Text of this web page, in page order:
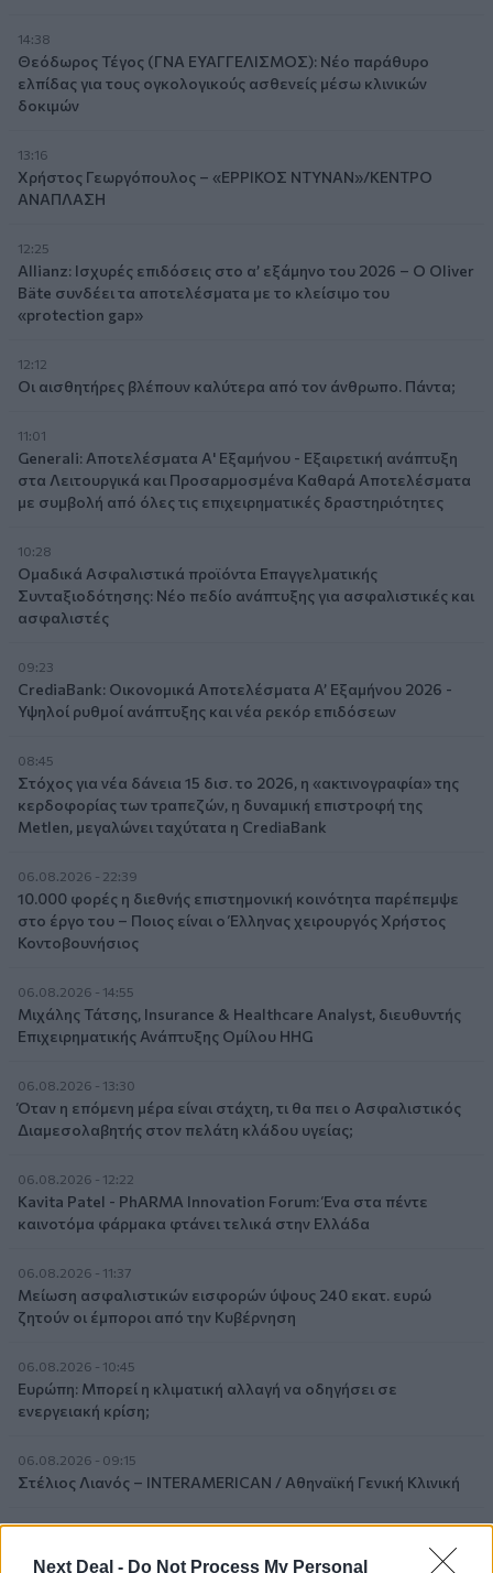
Next Deal - Do Not Process My Personal
14:38
Θεόδωρος Τέγος (ΓΝΑ ΕΥΑΓΓΕΛΙΣΜΟΣ): Νέο παράθυρο
ελπίδας για τους ογκολογικούς ασθενείς μέσω κλινικών
δοκιμών
13:16
Χρήστος Γεωργόπουλος – «ΕΡΡΙΚΟΣ ΝΤΥΝΑΝ»/ΚΕΝΤΡΟ
ΑΝΑΠΛΑΣΗ
12:25
Allianz: Ισχυρές επιδόσεις στο α’ εξάμηνο του 2026 – Ο Oliver
Bäte συνδέει τα αποτελέσματα με το κλείσιμο του
«protection gap»
12:12
Οι αισθητήρες βλέπουν καλύτερα από τον άνθρωπο. Πάντα;
11:01
Generali: Αποτελέσματα Α' Εξαμήνου - Εξαιρετική ανάπτυξη
στα Λειτουργικά και Προσαρμοσμένα Καθαρά Αποτελέσματα
με συμβολή από όλες τις επιχειρηματικές δραστηριότητες
10:28
Ομαδικά Ασφαλιστικά προϊόντα Επαγγελματικής
Συνταξιοδότησης: Νέο πεδίο ανάπτυξης για ασφαλιστικές και
ασφαλιστές
09:23
CrediaBank: Οικονομικά Αποτελέσματα A’ Εξαμήνου 2026 -
Υψηλοί ρυθμοί ανάπτυξης και νέα ρεκόρ επιδόσεων
08:45
Στόχος για νέα δάνεια 15 δισ. το 2026, η «ακτινογραφία» της
κερδοφορίας των τραπεζών, η δυναμική επιστροφή της
Metlen, μεγαλώνει ταχύτατα η CrediaBank
06.08.2026 - 22:39
10.000 φορές η διεθνής επιστημονική κοινότητα παρέπεμψε
στο έργο του – Ποιος είναι ο Έλληνας χειρουργός Χρήστος
Κοντοβουνήσιος
06.08.2026 - 14:55
Μιχάλης Τάτσης, Insurance & Healthcare Analyst, διευθυντής
Επιχειρηματικής Ανάπτυξης Ομίλου HHG
06.08.2026 - 13:30
Όταν η επόμενη μέρα είναι στάχτη, τι θα πει ο Ασφαλιστικός
Διαμεσολαβητής στον πελάτη κλάδου υγείας;
06.08.2026 - 12:22
Kavita Patel - PhARMA Innovation Forum: Ένα στα πέντε
καινοτόμα φάρμακα φτάνει τελικά στην Ελλάδα
06.08.2026 - 11:37
Μείωση ασφαλιστικών εισφορών ύψους 240 εκατ. ευρώ
ζητούν οι έμποροι από την Κυβέρνηση
06.08.2026 - 10:45
Ευρώπη: Μπορεί η κλιματική αλλαγή να οδηγήσει σε
ενεργειακή κρίση;
06.08.2026 - 09:15
Στέλιος Λιανός – INTERAMERICAN / Αθηναϊκή Γενική Κλινική
06.08.2026 - 08:40
Η γαλλική «ψήφος» στο «καλώδιο» και τα συμφέροντα, οι